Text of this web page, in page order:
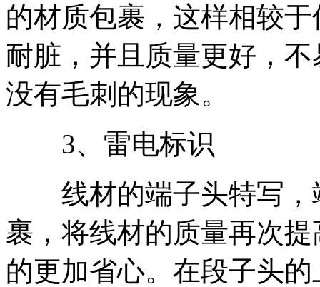
的材质包裹，这样相较
耐脏，并且质量更好，
没有毛刺的现象。
3、雷电标识
线材的端子头特写，
裹，将线材的质量再次
的更加省心。在段子头